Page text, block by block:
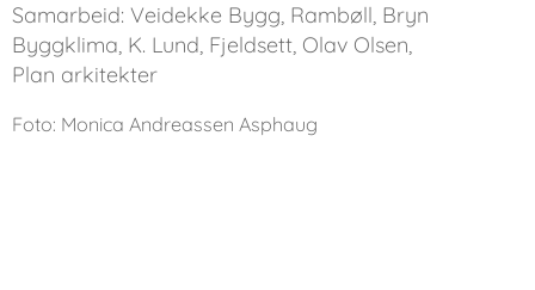
Samarbeid: Veidekke Bygg, Rambøll, Bryn
Byggklima, K. Lund, Fjeldsett, Olav Olsen,
Plan arkitekter
Foto: Monica Andreassen Asphaug